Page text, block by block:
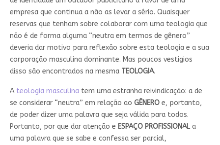
empresa que continua a não as levar a sério. Quaisquer
reservas que tenham sobre colaborar com uma teologia que
não é de forma alguma “neutra em termos de gênero”
deveria dar motivo para reflexão sobre esta teologia e a sua
corporação masculina dominante. Mas poucos vestígios
disso são encontrados na mesma TEOLOGIA.
A teologia masculinatem uma estranha reivindicação: a de
se considerar “neutra” em relação ao GÊNEROe, portanto,
de poder dizer uma palavra que seja válida para todos.
Portanto, por que dar atenção e ESPAÇO PROFISSIONALa
uma palavra que se sabe e confessa ser parcial,